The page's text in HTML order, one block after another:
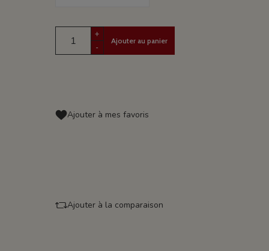
+
-
Ajouter au panier
Ajouter à mes favoris
Ajouter à la comparaison